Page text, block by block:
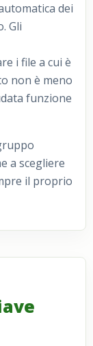
dei
Gli
i file a cui è
non è meno
funzione
a scegliere
il proprio